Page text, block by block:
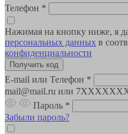
Телефон *
Нажимая на кнопку ниже, я
персональных данных в
конфиденциальности
E-mail или Телефон *
mail@mail.ru или
Пароль *
Забыли пароль?